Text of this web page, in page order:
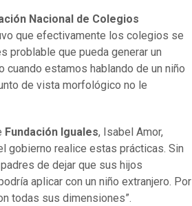
Nacional de Colegios
que efectivamente los colegios se
problable que pueda generar un
estamos hablando de un niño
de vista morfológico no le
Fundación Iguales, Isabel Amor,
gobierno realice estas prácticas. Sin
de dejar que sus hijos
aplicar con un niño extranjero. Por
todas sus dimensiones”.